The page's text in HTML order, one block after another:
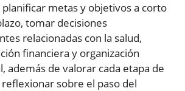
metas y objetivos a corto
tomar decisiones
relacionadas con la salud,
financiera y organización
además de valorar cada etapa de
reflexionar sobre el paso del